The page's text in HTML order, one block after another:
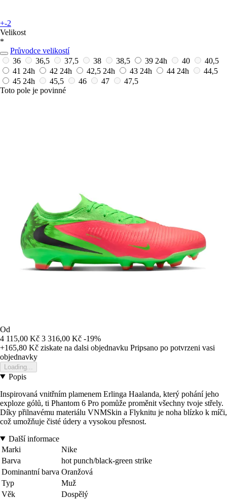
+-2
Velikost
*
Průvodce velikostí
36
36,5 37,5 38 38,5 39 24h 40
40,5
41 24h 42 24h 42,5 24h 43 24h 44 24h
44,5
45 24h 45,5 46 47
47,5
Toto pole je povinné
Od
4 115,00 Kč 3 316,00 Kč -19%
+165,80 Kč ziskate na dalsi objednavku Pripsano po potvrzeni vasi
objednavky
Loading...
Popis
Inspirovaná vnitřním plamenem Erlinga Haalanda, který pohání jeho
exploze gólů, ti Phantom 6 Pro pomůže proměnit všechny tvoje střely.
Díky přilnavému materiálu VNMSkin a Flyknitu je noha blízko k míči,
což umožňuje čisté údery a vysokou přesnost.
Další informace
Marki
Nike
Barva
hot punch/black-green strike
Dominantní barva Oranžová
Typ
Muž
Věk
Dospělý